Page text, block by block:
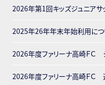
2026年第1回キッズジュニア
2025年26年年末年始利用につ
2026年度ファリーナ高崎ＦＣ
2026年度ファリーナ高崎ＦＣ